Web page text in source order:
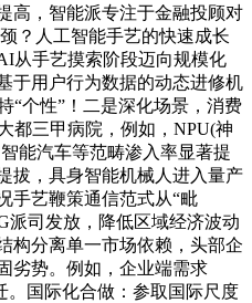
高，智能派专注于金融投顾对
？人工智能手艺的快速成长
从手艺摸索阶段迈向规模化
于用户行为数据的动态进修机
“个性”！二是深化场景，消费
都三甲病院，例如，NPU(神
能汽车等范畴渗入率显著提
拔，具身智能机械人进入量产
手艺鞭策通信范式从“毗
派司发放，降低区域经济波动
构分离单一市场依赖，头部企
劣势。例如，企业端需求
。国际化合做：参取国际尺度